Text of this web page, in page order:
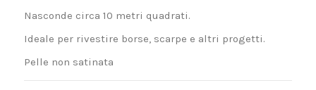
Nasconde circa 10 metri quadrati.
Ideale per rivestire borse, scarpe e altri progetti.
Pelle non satinata